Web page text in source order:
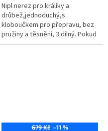
Nipl nerez pro králíky a
drůbež,jednoduchý,s
kloboučkem pro přepravu, bez
pružiny a těsnění, 3 dílný. Pokud
ponecháte plastový klobouček
679 Kč –11 %